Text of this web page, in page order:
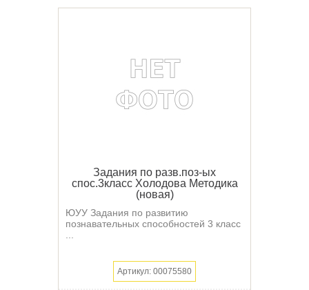
Задания по разв.поз-ых
спос.3класс Холодова Методика
(новая)
ЮУУ Задания по развитию
познавательных способностей 3 класс
Артикул: 00075580